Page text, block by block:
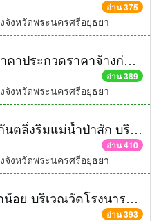
อ่าน 375
จังหวัดพระนครศรีอยุธยา
ประกาศผู้ชนะการเสนอราคาประกวดราคาจ้างก่อสร้างโครงการเขื่อนป้องกันตลิ่งริมแม่น้ำน้อย บริเวณหมูที่ 8 ตำบลน้ำเต้า อำเภอบางบาล จังหวัดพระนครศรีอยุธยา ความยาวไม่น้อยกว่า 200 เมตร ด้วยวิธีประกวดราคาอิเล็กทรอนิกส์ (e-bidding)
อ่าน 389
จังหวัดพระนครศรีอยุธยา
ยกเลิกประกาศเขือนป้องกันตลิ่งริมแม่น้ำป่าสัก บริเวณหมู่ที่ 12 ตำบลกะมัง อำเภอพระนครศรีอยุธยา จังหวัดพระนครศรีอยุธยา ความยาวไม่น้อยกว่า 80 เมตร ด้วยวิธีประกวดราคาอิเล็กทรอนิกส์ (e-bidding)
อ่าน 410
จังหวัดพระนครศรีอยุธยา
เขื่อนป้องกันตลิ่งริมแม่น้ำน้อย บริเวณวัดโรงนาราชศรัทธาธรรม ตำบลน้ำเต้า อำเภอบางบาล จังหวัดพระนครศรีอยุธยา ความยาวไม่น้อยกว่า 100 เมตร ด้วยวิธีประกวดราคาอิเล็กทรอนิกส์ (e-bidding)
อ่าน 393